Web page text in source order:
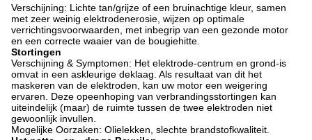
Verschijning: Lichte tan/grijze of een bruinachtige kleur, samen
met zeer weinig elektrodenerosie, wijzen op optimale
verrichtingsvoorwaarden, met inbegrip van een gezonde motor
en een correcte waaier van de bougiehitte.
Stortingen
Verschijning & Symptomen: Het elektrode-centrum en grond-is
omvat in een askleurige deklaag. Als resultaat van dit het
maskeren van de elektroden, kan uw motor een weigering
ervaren. Deze opeenhoping van verbrandingsstortingen kan
uiteindelijk (maar) de ruimte tussen de twee elektroden niet
gewoonlijk invullen.
Mogelijke Oorzaken: Olielekken, slechte brandstofkwaliteit.